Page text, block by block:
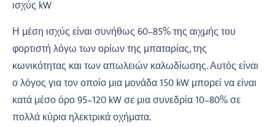
ισχύς kW
Η μέση ισχύς είναι συνήθως 60–85% της αιχμής του
φορτιστή λόγω των ορίων της μπαταρίας, της
κωνικότητας και των απωλειών καλωδίωσης. Αυτός είναι
ο λόγος για τον οποίο μια μονάδα 150 kW μπορεί να είναι
κατά μέσο όρο 95–120 kW σε μια συνεδρία 10–80% σε
πολλά κύρια ηλεκτρικά οχήματα.